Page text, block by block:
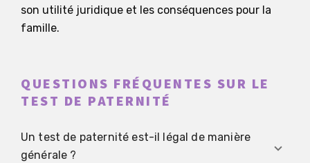
son utilité juridique et les conséquences pour la
famille.
QUESTIONS FRÉQUENTES SUR LE
TEST DE PATERNITÉ
Un test de paternité est-il légal de manière
générale ?